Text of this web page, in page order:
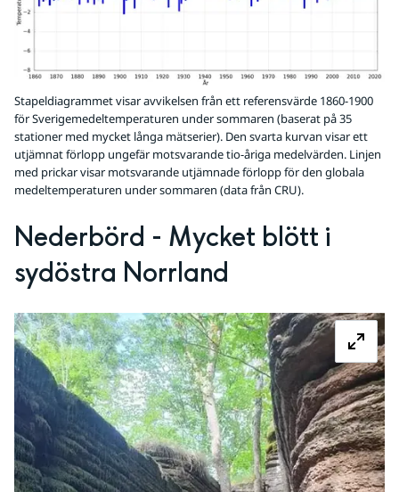
Stapeldiagrammet visar avvikelsen från ett referensvärde 1860-1900
för Sverigemedeltemperaturen under sommaren (baserat på 35
stationer med mycket långa mätserier). Den svarta kurvan visar ett
utjämnat förlopp ungefär motsvarande tio-åriga medelvärden. Linjen
med prickar visar motsvarande utjämnade förlopp för den globala
medeltemperaturen under sommaren (data från CRU).
Nederbörd - Mycket blött i
sydöstra Norrland